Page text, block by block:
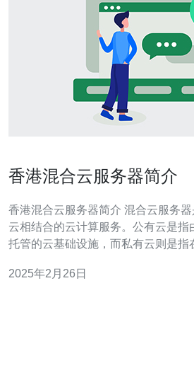
香港混合云服务器简介
香港混合云服务器简介 混合云服务器是指将公有云和私有
云相结合的云计算服务。公有云是指
托管的云基础设施，而私有云则是指
接，实现资源的灵活共享和管理。 香港作为国际金融中心
2025年2月26日